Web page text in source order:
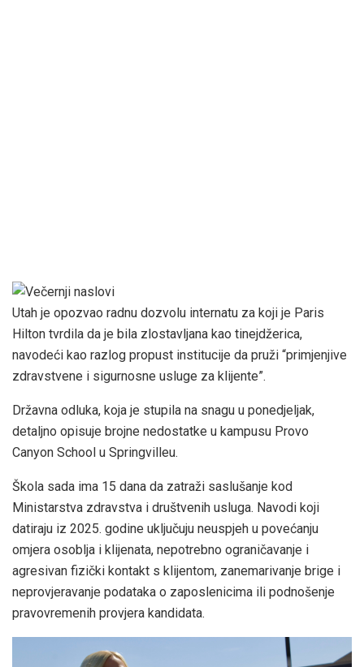
Utah je opozvao radnu dozvolu internatu za koji je Paris
Hilton tvrdila da je bila zlostavljana kao tinejdžerica,
navodeći kao razlog propust institucije da pruži “primjenjive
zdravstvene i sigurnosne usluge za klijente”.
Državna odluka, koja je stupila na snagu u ponedjeljak,
detaljno opisuje brojne nedostatke u kampusu Provo
Canyon School u Springvilleu.
Škola sada ima 15 dana da zatraži saslušanje kod
Ministarstva zdravstva i društvenih usluga. Navodi koji
datiraju iz 2025. godine uključuju neuspjeh u povećanju
omjera osoblja i klijenata, nepotrebno ograničavanje i
agresivan fizički kontakt s klijentom, zanemarivanje brige i
neprovjeravanje podataka o zaposlenicima ili podnošenje
pravovremenih provjera kandidata.